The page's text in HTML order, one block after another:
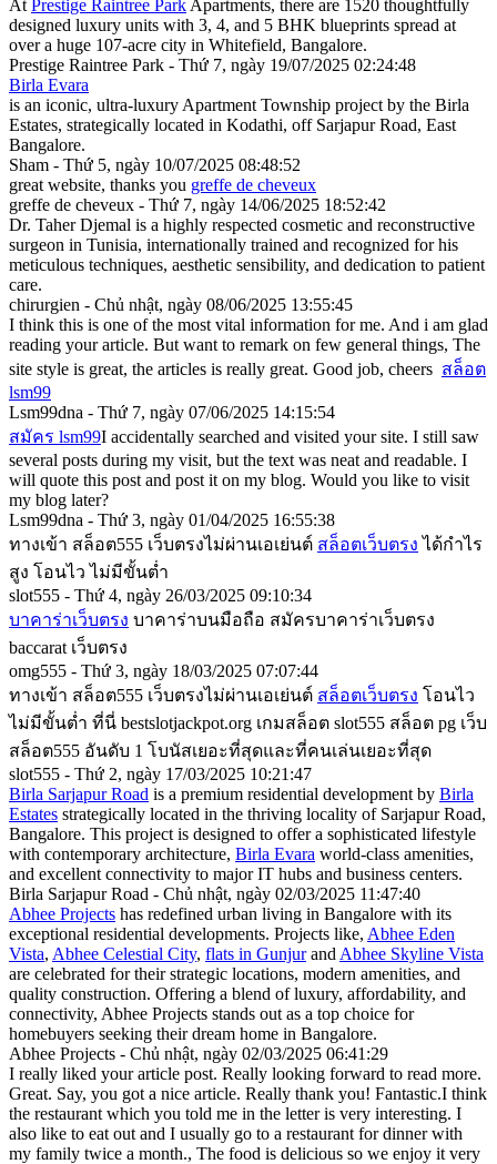
At Prestige Raintree Park Apartments, there are 1520 thoughtfully
designed luxury units with 3, 4, and 5 BHK blueprints spread at
over a huge 107-acre city in Whitefield, Bangalore.
Prestige Raintree Park - Thứ 7, ngày 19/07/2025 02:24:48
Birla Evara
is an iconic, ultra-luxury Apartment Township project by the Birla
Estates, strategically located in Kodathi, off Sarjapur Road, East
Bangalore.
Sham - Thứ 5, ngày 10/07/2025 08:48:52
great website, thanks you greffe de cheveux
greffe de cheveux - Thứ 7, ngày 14/06/2025 18:52:42
Dr. Taher Djemal is a highly respected cosmetic and reconstructive
surgeon in Tunisia, internationally trained and recognized for his
meticulous techniques, aesthetic sensibility, and dedication to patient
care.
chirurgien - Chủ nhật, ngày 08/06/2025 13:55:45
I think this is one of the most vital information for me. And i am glad
reading your article. But want to remark on few general things, The
site style is great, the articles is really great. Good job, cheers สล็อต
lsm99
Lsm99dna - Thứ 7, ngày 07/06/2025 14:15:54
สมัคร lsm99I accidentally searched and visited your site. I still saw
several posts during my visit, but the text was neat and readable. I
will quote this post and post it on my blog. Would you like to visit
my blog later?
Lsm99dna - Thứ 3, ngày 01/04/2025 16:55:38
ทางเข้า สล็อต555 เว็บตรงไม่ผ่านเอเย่นต์ สล็อตเว็บตรง ได้กำไร
สูง โอนไว ไม่มีขั้นต่ำ
slot555 - Thứ 4, ngày 26/03/2025 09:10:34
บาคาร่าเว็บตรง บาคาร่าบนมือถือ สมัครบาคาร่าเว็บตรง
baccarat เว็บตรง
omg555 - Thứ 3, ngày 18/03/2025 07:07:44
ทางเข้า สล็อต555 เว็บตรงไม่ผ่านเอเย่นต์ สล็อตเว็บตรง โอนไว
ไม่มีขั้นต่ำ ที่นี่ bestslotjackpot.org เกมสล็อต slot555 สล็อต pg เว็บ
สล็อต555 อันดับ 1 โบนัสเยอะที่สุดและที่คนเล่นเยอะที่สุด
slot555 - Thứ 2, ngày 17/03/2025 10:21:47
Birla Sarjapur Road is a premium residential development by Birla
Estates strategically located in the thriving locality of Sarjapur Road,
Bangalore. This project is designed to offer a sophisticated lifestyle
with contemporary architecture, Birla Evara world-class amenities,
and excellent connectivity to major IT hubs and business centers.
Birla Sarjapur Road - Chủ nhật, ngày 02/03/2025 11:47:40
Abhee Projects has redefined urban living in Bangalore with its
exceptional residential developments. Projects like, Abhee Eden
Vista, Abhee Celestial City, flats in Gunjurand Abhee Skyline Vista
are celebrated for their strategic locations, modern amenities, and
quality construction. Offering a blend of luxury, affordability, and
connectivity, Abhee Projects stands out as a top choice for
homebuyers seeking their dream home in Bangalore.
Abhee Projects - Chủ nhật, ngày 02/03/2025 06:41:29
I really liked your article post. Really looking forward to read more.
Great. Say, you got a nice article. Really thank you! Fantastic.I think
the restaurant which you told me in the letter is very interesting. I
also like to eat out and I usually go to a restaurant for dinner with
my family twice a month., The food is delicious so we enjoy it very